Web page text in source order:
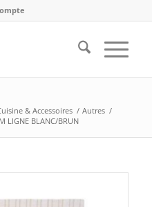
& Accessoires / Autres /
LIGNE BLANC/BRUN